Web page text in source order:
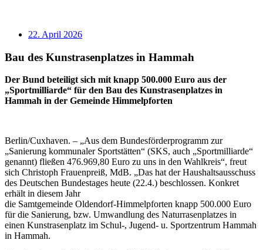
22. April 2026
Bau des Kunstrasenplatzes in Hammah
Der Bund beteiligt sich mit knapp 500.000 Euro aus der
„Sportmilliarde“ für den Bau des Kunstrasenplatzes in
Hammah in der Gemeinde Himmelpforten
Berlin/Cuxhaven. – „Aus dem Bundesförderprogramm zur
„Sanierung kommunaler Sportstätten“ (SKS, auch „Sportmilliarde“
genannt) fließen 476.969,80 Euro zu uns in den Wahlkreis“, freut
sich Christoph Frauenpreiß, MdB. „Das hat der Haushaltsausschuss
des Deutschen Bundestages heute (22.4.) beschlossen. Konkret
erhält in diesem Jahr
die Samtgemeinde Oldendorf-Himmelpforten knapp 500.000 Euro
für die Sanierung, bzw. Umwandlung des Naturrasenplatzes in
einen Kunstrasenplatz im Schul-, Jugend- u. Sportzentrum Hammah
in Hammah.